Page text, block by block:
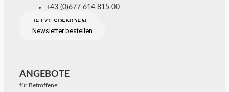
+43 (0)677 614 815 00
JETZT SPENDEN
Newsletter bestellen
ANGEBOTE
für Betroffene: